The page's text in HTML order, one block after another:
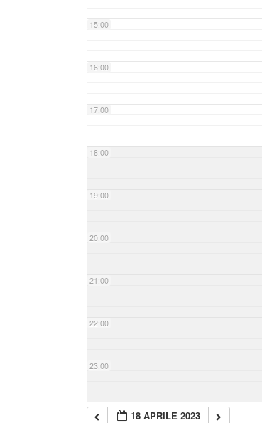
15:00
16:00
17:00
18:00
19:00
20:00
21:00
22:00
23:00
18 APRILE 2023